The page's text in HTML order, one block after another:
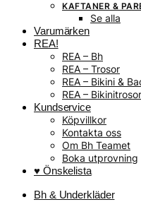
KAFTANER &
Se alla
Varumärken
REA!
REA – Bh
REA – Trosor
REA – Bikini &
REA – Bikinitrosor
Kundservice
Köpvillkor
Kontakta oss
Om Bh Teamet
Boka utprovning
♥ Önskelista
Bh & Underkläder